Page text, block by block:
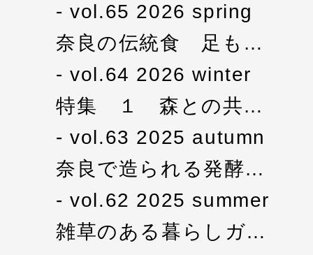
vol.65 2026 spring
奈良の伝統食 足も…
vol.64 2026 winter
特集 １ 森との共…
vol.63 2025 autumn
奈良で造られる発酵…
vol.62 2025 summer
雑草のある暮らしガ…